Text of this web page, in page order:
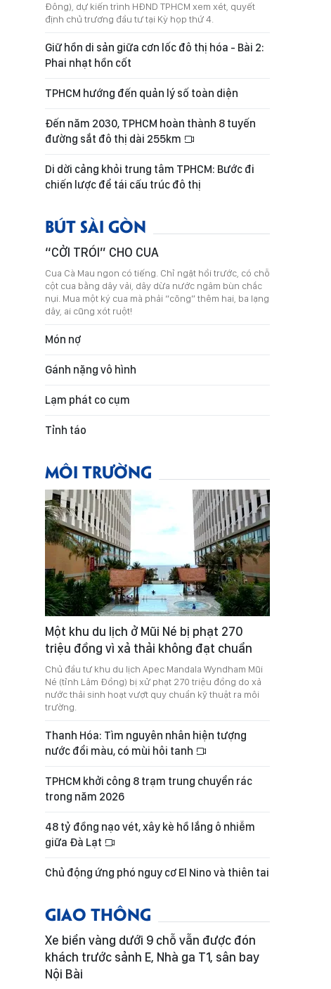
Đông), dự kiến trình HĐND TPHCM xem xét, quyết
định chủ trương đầu tư tại Kỳ họp thứ 4.
Giữ hồn di sản giữa cơn lốc đô thị hóa - Bài 2:
Phai nhạt hồn cốt
TPHCM hướng đến quản lý số toàn diện
Đến năm 2030, TPHCM hoàn thành 8 tuyến
đường sắt đô thị dài 255km
Di dời cảng khỏi trung tâm TPHCM: Bước đi
chiến lược để tái cấu trúc đô thị
BÚT SÀI GÒN
“CỞI TRÓI” CHO CUA
Cua Cà Mau ngon có tiếng. Chỉ ngặt hồi trước, có chỗ
cột cua bằng dây vải, dây dừa nước ngâm bùn chắc
nụi. Mua một ký cua mà phải “cõng” thêm hai, ba lạng
dây, ai cũng xót ruột!
Món nợ
Gánh nặng vô hình
Lạm phát co cụm
Tỉnh táo
MÔI TRƯỜNG
Một khu du lịch ở Mũi Né bị phạt 270
triệu đồng vì xả thải không đạt chuẩn
Chủ đầu tư khu du lịch Apec Mandala Wyndham Mũi
Né (tỉnh Lâm Đồng) bị xử phạt 270 triệu đồng do xả
nước thải sinh hoạt vượt quy chuẩn kỹ thuật ra môi
trường.
Thanh Hóa: Tìm nguyên nhân hiện tượng
nước đổi màu, có mùi hôi tanh
TPHCM khởi công 8 trạm trung chuyển rác
trong năm 2026
48 tỷ đồng nạo vét, xây kè hồ lắng ô nhiễm
giữa Đà Lạt
Chủ động ứng phó nguy cơ El Nino và thiên tai
GIAO THÔNG
Xe biển vàng dưới 9 chỗ vẫn được đón
khách trước sảnh E, Nhà ga T1, sân bay
Nội Bài